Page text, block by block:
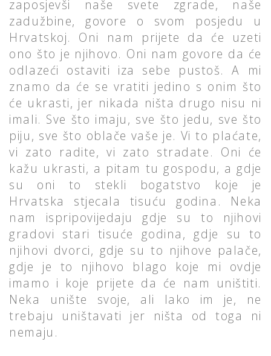
zaposjevši naše svete zgrade, naše
zadužbine, govore o svom posjedu u
Hrvatskoj. Oni nam prijete da će uzeti
ono što je njihovo. Oni nam govore da će
odlazeći ostaviti iza sebe pustoš. A mi
znamo da će se vratiti jedino s onim što
će ukrasti, jer nikada ništa drugo nisu ni
imali. Sve što imaju, sve što jedu, sve što
piju, sve što oblače vaše je. Vi to plaćate,
vi zato radite, vi zato stradate. Oni će
kažu ukrasti, a pitam tu gospodu, a gdje
su oni to stekli bogatstvo koje je
Hrvatska stjecala tisuću godina. Neka
nam ispripovijedaju gdje su to njihovi
gradovi stari tisuće godina, gdje su to
njihovi dvorci, gdje su to njihove palače,
gdje je to njihovo blago koje mi ovdje
imamo i koje prijete da će nam uništiti.
Neka unište svoje, ali lako im je, ne
trebaju uništavati jer ništa od toga ni
nemaju.